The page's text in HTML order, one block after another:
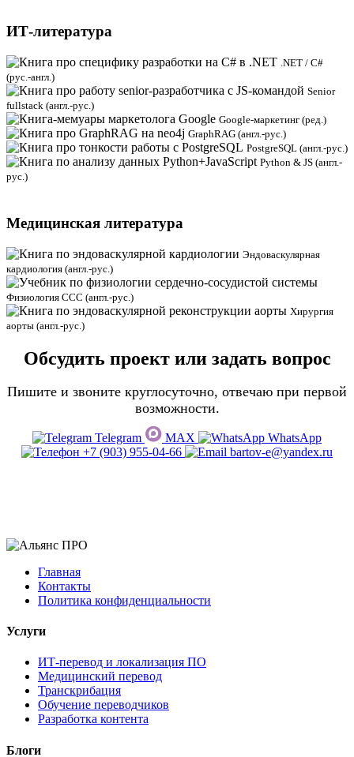
ИТ-литература
.NET / C#
(рус.-англ.)
Senior
fullstack (англ.-рус.)
Google-маркетинг (ред.)
GraphRAG (англ.-рус.)
PostgreSQL (англ.-рус.)
Python & JS (англ.-
рус.)
Медицинская литература
Эндоваскулярная
кардиология (англ.-рус.)
Физиология ССС (англ.-рус.)
Хирургия
аорты (англ.-рус.)
Обсудить проект или задать вопрос
Пишите и звоните круглосуточно, отвечаю при первой
возможности.
Telegram MAX
WhatsApp
+7 (903) 955-04-66
bartov-e@yandex.ru
Главная
Контакты
Политика конфиденциальности
Услуги
ИТ-перевод и локализация ПО
Медицинский перевод
Транскрибация
Обучение переводчиков
Разработка контента
Блоги